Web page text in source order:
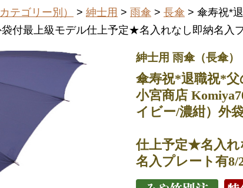
テゴリー別） > 紳士用 > 雨傘 > 長傘 > 傘寿祝*
付最上級モデル仕上予定★名入れなし即納名入
紳士用 雨傘（長傘）
傘寿祝*退職祝*父
小宮商店
イビー/濃紺）外
仕上予定★名入れ
名入プレート有8/